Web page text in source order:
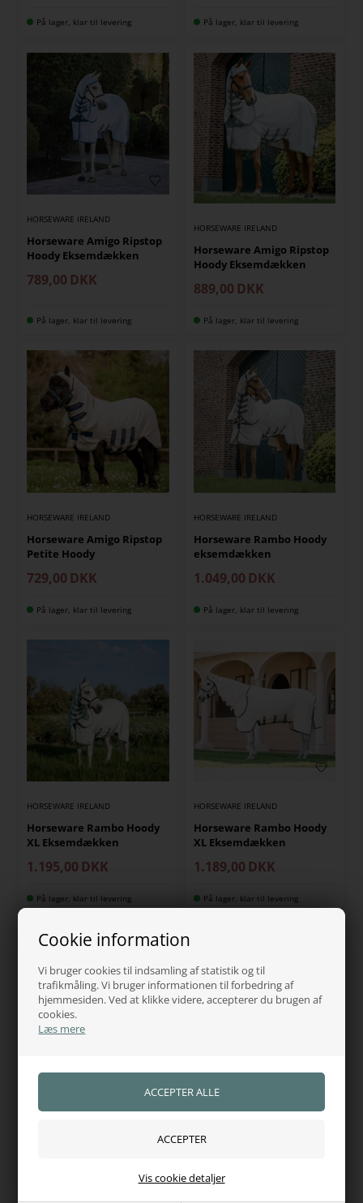
Cookie information
Vi bruger cookies til indsamling af statistik og til
trafikmåling. Vi bruger informationen til forbedring af
hjemmesiden. Ved at klikke videre, accepterer du brugen af
cookies.
Læs mere
Vis cookie detaljer
På lager, klar til levering På lager, klar til levering
HORSEWARE IRELAND
Horseware Amigo Ripstop
Hoody Eksemdækken
789,00 DKK
På lager, klar til levering
HORSEWARE IRELAND
Horseware Amigo Ripstop
Hoody Eksemdækken
889,00 DKK
På lager, klar til levering
HORSEWARE IRELAND
Horseware Amigo Ripstop
Petite Hoody
729,00 DKK
På lager, klar til levering
HORSEWARE IRELAND
Horseware Rambo Hoody
eksemdækken
1.049,00 DKK
På lager, klar til levering
HORSEWARE IRELAND
Horseware Rambo Hoody
XL Eksemdækken
1.195,00 DKK
På lager, klar til levering
HORSEWARE IRELAND
Horseware Rambo Hoody
XL Eksemdækken
1.189,00 DKK
På lager, klar til levering
QHP
QHP Eksem Neck Cover
259,00
På lager, klar til levering